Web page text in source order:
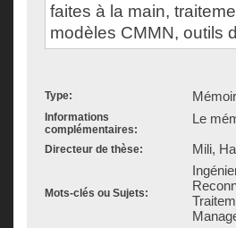
faites à la main,
modèles CMMN, outils
Type:
Informations
complémentaires:
Le
Directeur de thèse: Mili,
Mots-clés ou Sujets: